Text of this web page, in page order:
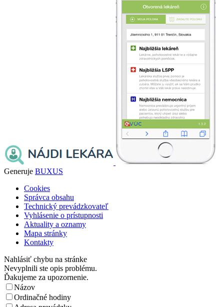
Generuje BUXUS
Cookies
Správca obsahu
Technický prevádzkovateľ
Vyhlásenie o prístupnosti
Aktuality a oznamy
Mapa stránky
Kontakty
Nahlásiť chybu na stránke
Nevyplnili ste opis problému.
Ďakujeme za upozornenie.
Názov
Ordinačné hodiny